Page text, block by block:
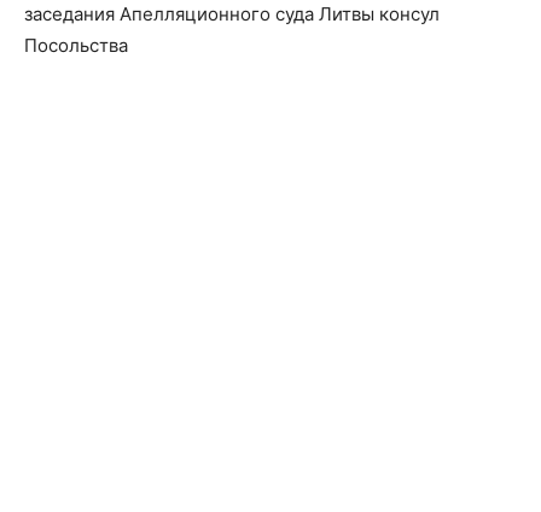
заседания Апелляционного суда Литвы консул
Посольства